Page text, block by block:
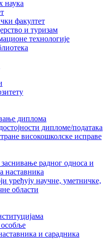
наука
факултет
и туризам
технологије
диплома
дипломе/података
високошколске исправе
радног односа и
наставника
уређују научне, уметничке,
области
и сарадника